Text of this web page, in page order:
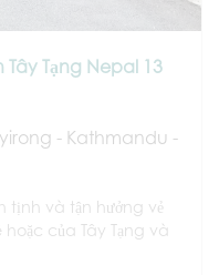
Tây Tạng Nepal 13
- Kathmandu -
tịnh và tận hưởng vẻ
của Tây Tạng và